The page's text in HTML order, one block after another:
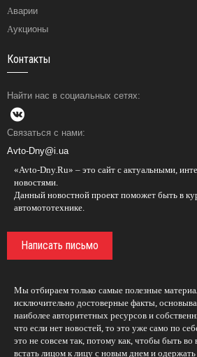
Аварии
Аукционы
Контакты
Найти нас в социальных сетях:
Связаться с нами:
Avto-Dny@i.ua
«Avto-Dny.Ru» – это сайт с актуальными,
новостями.
Данный новостной проект поможет быть в
автомототехнике.
Написать письмо
Мы отбираем только самые полезные
исключительно достоверные факты,
наиболее авторитетных ресурсов и
что если нет новостей, то это уже само по
это не совсем так, потому как, чтобы быть
встать лицом к лицу с новым днем и